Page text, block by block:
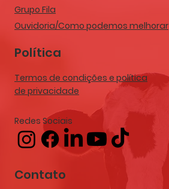
Grupo Fila
Ouvidoria/Como podemos melhorar
Política
Termos de condições e política
de privacidade
Redes Sociais
Contato